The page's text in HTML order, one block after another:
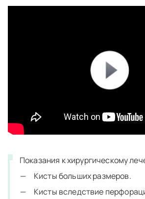
Показания к хирургическому
Кисты больших размеров.
Кисты вследствие